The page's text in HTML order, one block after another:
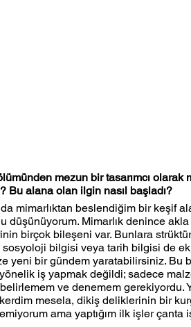
mezun bir tasarımcı
Bu alana olan ilgin nasıl başladı?
mimarlıktan beslendiğim bir keşif
düşünüyorum. Mimarlık denince akla
birçok bileşeni var. Bunlara
sosyoloji bilgisi veya tarih bilgisi de
yeni bir gündem yaratabilirsiniz. Bu
iş yapmak değildi; sadece
ve denemem gerekiyordu.
mesela, dikiş deliklerinin bir
ama yaptığım ilk işler çanta